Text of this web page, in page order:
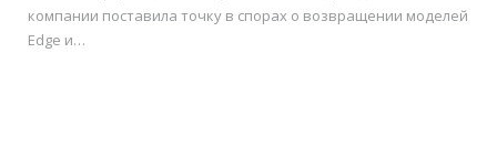
компании поставила точку в спорах о возвращении моделей
Edge и…